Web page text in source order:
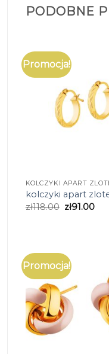
PODOBNE
Promocja!
KOLCZYKI APART
kolczyki apart
zł118.00 zł91.00
Promocja!